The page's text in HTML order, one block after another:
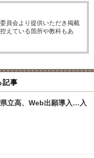
員会より提供いただき掲載
えている箇所や教科もあ
記事
県立高、Web出願導入…入